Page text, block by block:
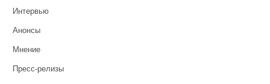
Интервью
Анонсы
Мнение
Пресс-релизы